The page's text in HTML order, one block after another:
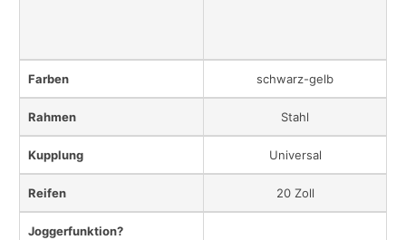
Farben schwarz-gelb
Rahmen Stahl
Kupplung Universal
Reifen 20 Zoll
Joggerfunktion?